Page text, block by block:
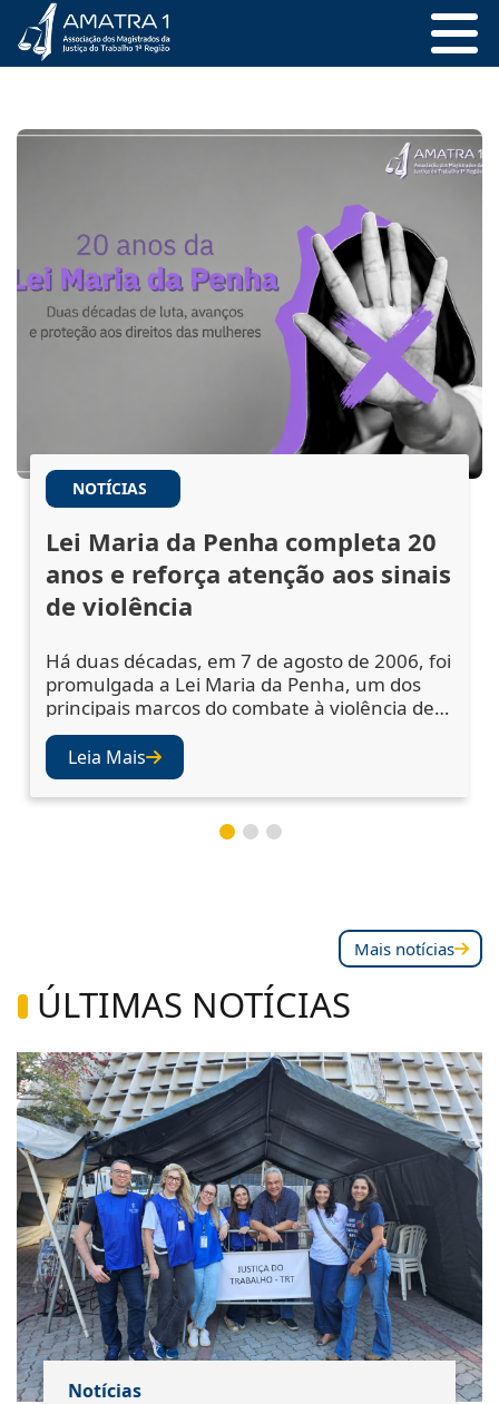
NOTÍCIAS
Lei Maria da Penha completa 20
anos e reforça atenção aos sinais
de violência
Há duas décadas, em 7 de agosto de 2006, foi
promulgada a Lei Maria da Penha, um dos
principais marcos do combate à violência de
gênero no Brasil. A legislação ampliou os
mecanismos de prevenção, acolhimento das
vítimas e punição dos agressores, mas
também abriu os olhos da sociedade e das
instituições para a importância de se atentar
aos sinais de violência. Juízes e desembargad
Leia Mais
Mais notícias
ÚLTIMAS NOTÍCIAS
Notícias